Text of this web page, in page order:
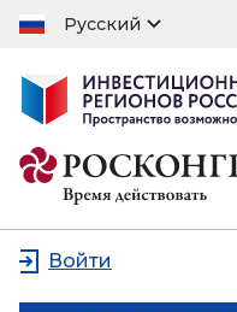
Русский
Войти